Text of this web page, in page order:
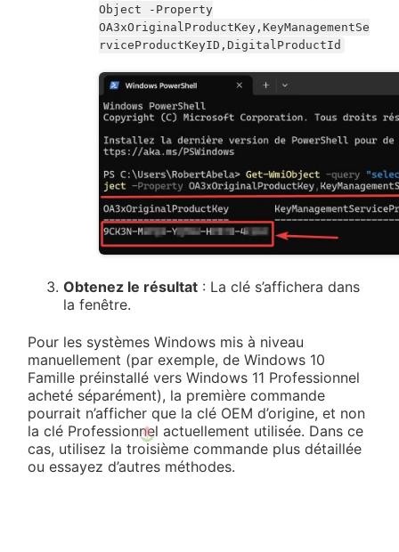
Object -Property
OA3xOriginalProductKey,KeyManagementSe
rviceProductKeyID,DigitalProductId
Obtenez le résultat : La clé s’affichera dans
la fenêtre.
Pour les systèmes Windows mis à niveau
manuellement (par exemple, de Windows 10
Famille préinstallé vers Windows 11 Professionnel
acheté séparément), la première commande
pourrait n’afficher que la clé OEM d’origine, et non
la clé Professionnel actuellement utilisée. Dans ce
cas, utilisez la troisième commande plus détaillée
ou essayez d’autres méthodes.